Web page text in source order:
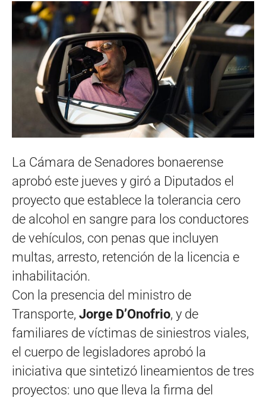
La Cámara de Senadores bonaerense
aprobó este jueves y giró a Diputados el
proyecto que establece la tolerancia cero
de alcohol en sangre para los conductores
de vehículos, con penas que incluyen
multas, arresto, retención de la licencia e
inhabilitación.
Con la presencia del ministro de
Transporte, Jorge D’Onofrio, y de
familiares de víctimas de siniestros viales,
el cuerpo de legisladores aprobó la
iniciativa que sintetizó lineamientos de tres
proyectos: uno que lleva la firma del